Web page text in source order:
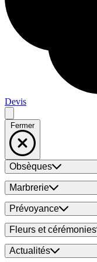
Devis
Fermer
Obsèques
Marbrerie
Prévoyance
Fleurs et cérémonies
Actualités